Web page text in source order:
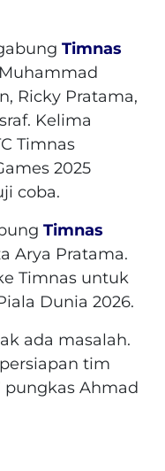
Timnas
Ricky Pratama,
Kelima
Timnas
2025
coba.
Timnas
Arya Pratama.
Timnas untuk
Dunia 2026.
ada masalah.
tim
pungkas Ahmad